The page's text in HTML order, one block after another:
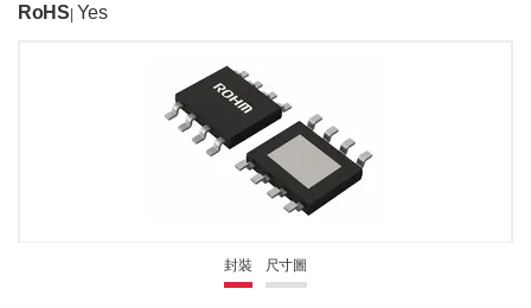
RoHS Yes
封裝 尺寸圖